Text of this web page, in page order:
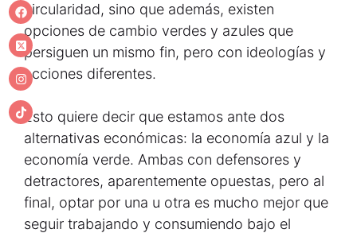
circularidad, sino que además, existen
opciones de cambio verdes y azules que
persiguen un mismo fin, pero con ideologías y
acciones diferentes.
Esto quiere decir que estamos ante dos
alternativas económicas: la economía azul y la
economía verde. Ambas con defensores y
detractores, aparentemente opuestas, pero al
final, optar por una u otra es mucho mejor que
seguir trabajando y consumiendo bajo el